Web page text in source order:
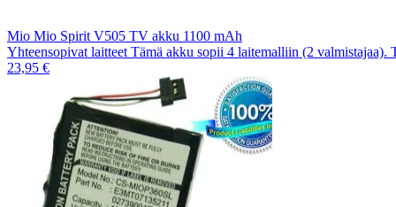
Mio Mio Spirit V505 TV akku 1100 mAh
Yhteensopivat laitteet Tämä akku sopii 4 laitemalliin (2 valmistajaa).
23,95 €